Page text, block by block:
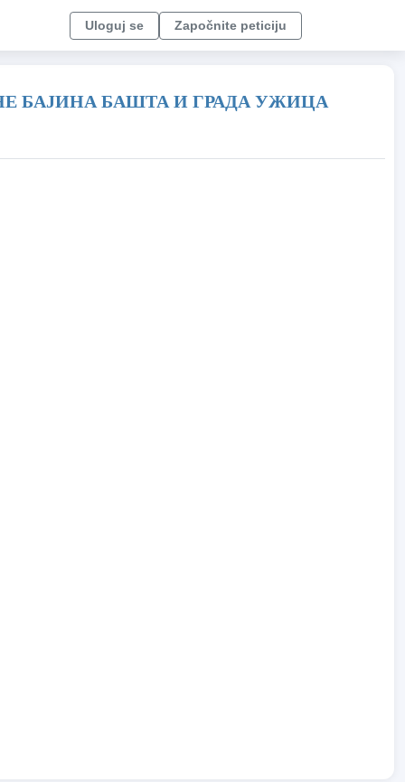
Uloguj se Započnite peticiju
БАЈИНА БАШТА И ГРАДА УЖИЦА